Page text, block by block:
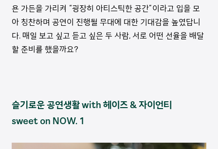
욘 가든을 가리켜 “굉장히 아티스틱한 공간”이라고 입을 모
아 칭찬하며 공연이 진행될 무대에 대한 기대감을 높였답니
다. 매일 보고 싶고 듣고 싶은 두 사람, 서로 어떤 선율을 배달
할 준비를 했을까요?
슬기로운 공연생활 with 헤이즈 & 자이언티
sweet on NOW. 1